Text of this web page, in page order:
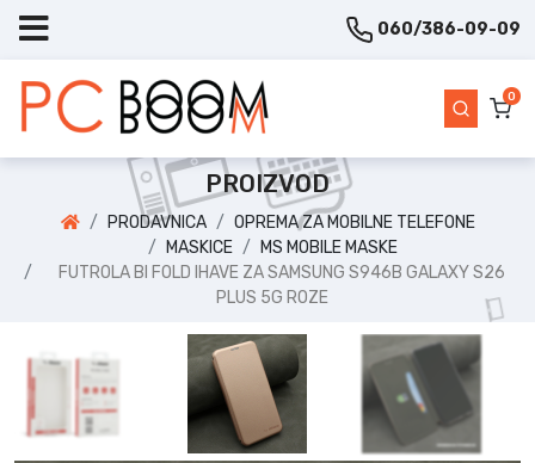
060/386-09-09
0
PROIZVOD
PRODAVNICA
OPREMA ZA MOBILNE TELEFONE
MASKICE
MS MOBILE MASKE
FUTROLA BI FOLD IHAVE ZA SAMSUNG S946B GALAXY S26
PLUS 5G ROZE